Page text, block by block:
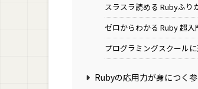
スラスラ読める Rubyふり
ゼロからわかる Ruby 超入
プログラミングスクール
Rubyの応用力が身につく